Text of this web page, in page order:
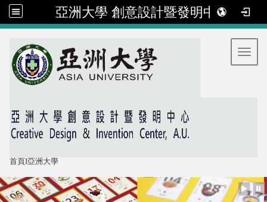
亞洲大學 創意設計暨發明中心
首頁I亞洲大學